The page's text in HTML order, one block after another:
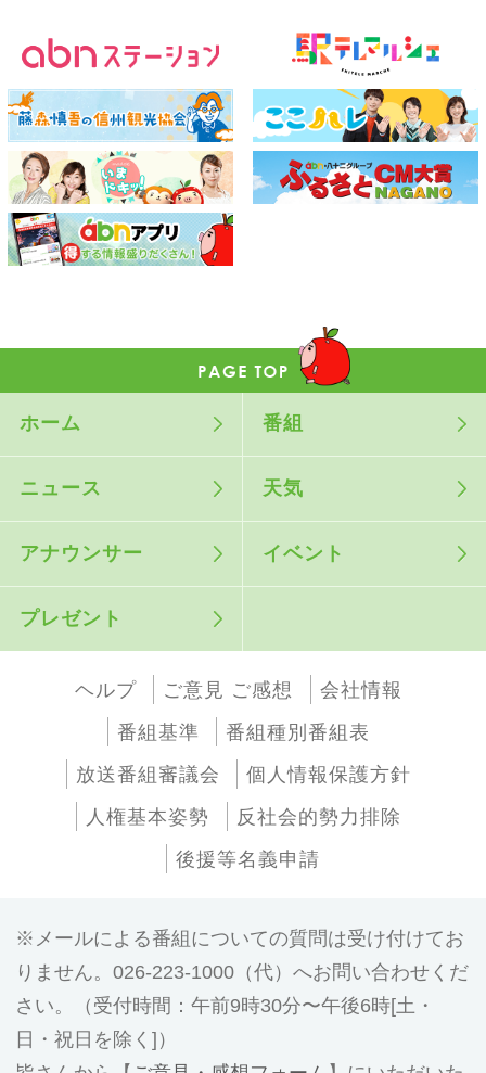
ホーム 番組
ニュース 天気
アナウンサー イベント
プレゼント
ヘルプ ご意見 ご感想
会社情報
番組基準
番組種別番組表
放送番組審議会
個人情報保護方針
人権基本姿勢
反社会的勢力排除
後援等名義申請
メールによる番組についての質問は受け付けてお
りません。026-223-1000（代）へお問い合わせくだ
さい。（受付時間：午前9時30分〜午後6時[土・
日・祝日を除く]）